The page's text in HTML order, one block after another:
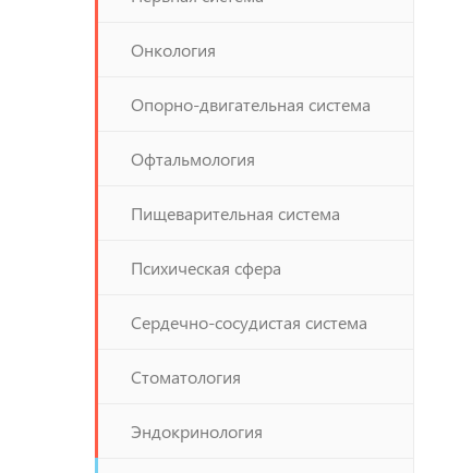
Онкология
Опорно-двигательная система
Офтальмология
Пищеварительная система
Психическая сфера
Сердечно-сосудистая система
Стоматология
Эндокринология